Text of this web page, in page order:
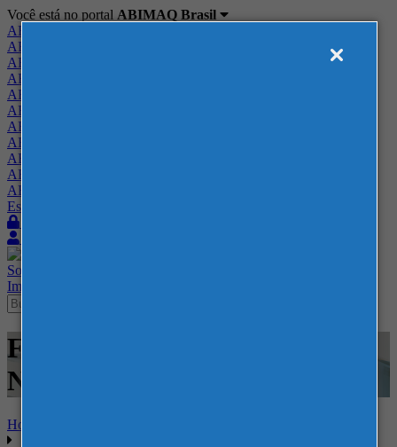
Você está no portal ABIMAQ Brasil
ABIMAQ Brasil
ABIMAQ Minas Gerais
ABIMAQ Norte-Nordeste
ABIMAQ Paraná
ABIMAQ Piracicaba
ABIMAQ Ribeirão Preto
ABIMAQ Rio de Janeiro
ABIMAQ Rio Grande do Sul
ABIMAQ Santa Catarina
ABIMAQ São Paulo
ABIMAQ Vale do Paraíba
Escritório de Relações Governamentais
Sobre
Imprensa
Feiras - Polo Caruaru - Feira
Nacional - Agrícola
Home